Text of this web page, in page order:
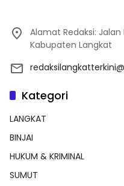
Alamat Redaksi:
Kabupaten Langkat
Kategori
LANGKAT
BINJAI
HUKUM & KRIMINAL
SUMUT